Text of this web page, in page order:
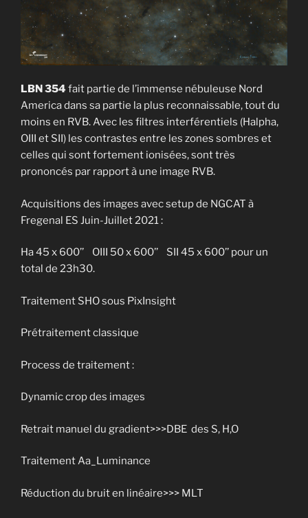
LBN 354 fait partie de l’immense nébuleuse Nord
America dans sa partie la plus reconnaissable, tout du
moins en RVB. Avec les filtres interférentiels (Halpha,
OIII et SII) les contrastes entre les zones sombres et
celles qui sont fortement ionisées, sont très
prononcés par rapport à une image RVB.
Acquisitions des images avec setup de NGCAT à
Fregenal ES Juin-Juillet 2021 :
Ha 45 x 600’’ OIII 50 x 600’’ SII 45 x 600’’ pour un
total de 23h30.
Traitement SHO sous PixInsight
Prétraitement classique
Process de traitement :
Dynamic crop des images
Retrait manuel du gradient>>>DBE des S, H,O
Traitement Aa_Luminance
Réduction du bruit en linéaire>>> MLT